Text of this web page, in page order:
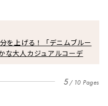
を上げる！「デニムブルー
な大人カジュアルコーデ
5 10 Pages